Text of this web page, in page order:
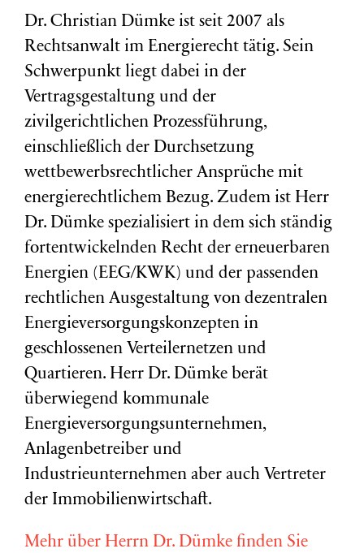
Dr. Christian Dümke ist seit 2007 als
Rechtsanwalt im Energierecht tätig. Sein
Schwerpunkt liegt dabei in der
Vertragsgestaltung und der
zivilgerichtlichen Prozessführung,
einschließlich der Durchsetzung
wettbewerbsrechtlicher Ansprüche mit
energierechtlichem Bezug. Zudem ist Herr
Dr. Dümke spezialisiert in dem sich ständig
fortentwickelnden Recht der erneuerbaren
Energien (EEG/KWK) und der passenden
rechtlichen Ausgestaltung von dezentralen
Energieversorgungskonzepten in
geschlossenen Verteilernetzen und
Quartieren. Herr Dr. Dümke berät
überwiegend kommunale
Energieversorgungsunternehmen,
Anlagenbetreiber und
Industrieunternehmen aber auch Vertreter
der Immobilienwirtschaft.
Mehr über Herrn Dr. Dümke finden Sie